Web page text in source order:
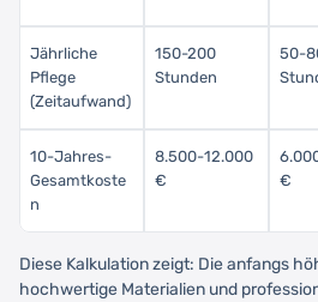
Jährliche
Pflege
(Zeitaufwand)
150-200
Stunden
50-
10-Jahres-
Gesamtkoste
n
8.500-12.000
€
€
Diese Kalkulation zeigt: Die anfangs
hochwertige Materialien und